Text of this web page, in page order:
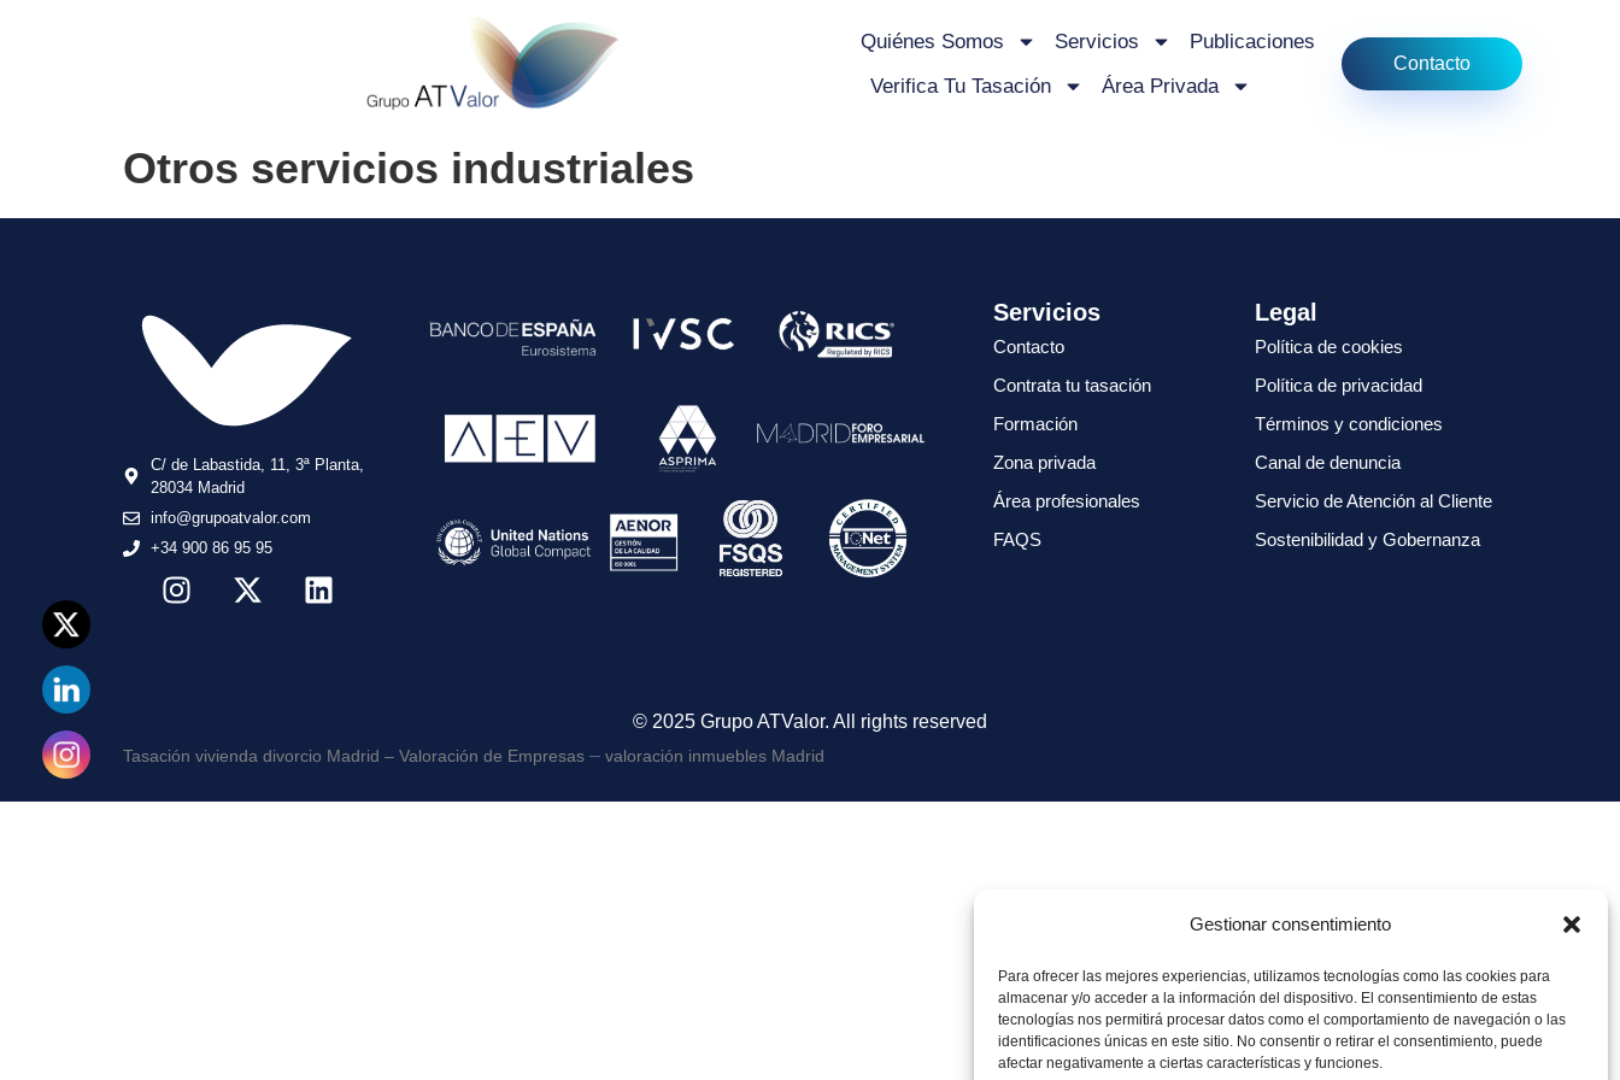
Gestionar consentimiento
Para ofrecer las mejores experiencias, utilizamos tecnologías como las cookies para
almacenar y/o acceder a la información del dispositivo. El consentimiento de estas
tecnologías nos permitirá procesar datos como el comportamiento de navegación o las
identificaciones únicas en este sitio. No consentir o retirar el consentimiento, puede
afectar negativamente a ciertas características y funciones.
Quiénes Somos Servicios
Publicaciones
Verifica Tu Tasación
Área Privada
Contacto
Otros servicios industriales
C/ de Labastida, 11, 3ª Planta,
28034 Madrid
info@grupoatvalor.com
+34 900 86 95 95
Servicios
Contacto
Contrata tu tasación
Formación
Zona privada
Área profesionales
FAQS
Legal
Política de cookies
Política de privacidad
Términos y condiciones
Canal de denuncia
Servicio de Atención al Cliente
Sostenibilidad y Gobernanza
© 2025 Grupo ATValor. All rights reserved
Tasación vivienda divorcio Madrid – Valoración de Empresas – valoración inmuebles Madrid